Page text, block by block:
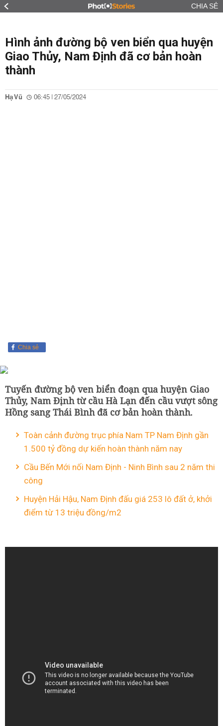
CHIA SẺ
Hình ảnh đường bộ ven biển qua huyện
Giao Thủy, Nam Định đã cơ bản hoàn
thành
Hạ Vũ 06:45 | 27/05/2024
Chia sẻ
Tuyến đường bộ ven biển đoạn qua huyện Giao
Thủy, Nam Định từ cầu Hà Lạn đến cầu vượt sông
Hồng sang Thái Bình đã cơ bản hoàn thành.
Toàn cảnh đường trục phía Nam TP Nam Định gần
1.500 tỷ đồng dự kiến hoàn thành năm nay
Cầu Bến Mới nối Nam Định - Ninh Bình sau 2 năm thi
công
Huyện Hải Hậu, Nam Định đấu giá 253 lô đất ở, khởi
điểm từ 13 triệu đồng/m2